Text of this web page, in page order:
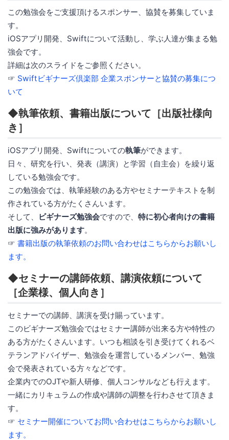
この勉強会をご支援頂けるスポンサー、協賛を募集していま
す。
iOSアプリ開発、Swiftについて活動し、学ぶ人達が集まる勉
強会です。
詳細は次のスライドをご参照ください。
☞ Swiftビギナーズ倶楽部 企業スポンサーと協賛の募集につ
いて
◆執筆依頼、書籍出版について［出版社様向
き］
iOSアプリ開発、Swiftについての執筆ができます。
日々、研究を行い、発表（講演）と学習（自主会）を繰り返
している勉強会です。
この勉強会では、執筆経験のある方やセミナーテキストを制
作されている方がたくさんいます。
そして、
ビギナーズ勉強会ですので、 特に初心者向けの書籍
出版に強みがあります。
☞ 書籍出版の執筆依頼のお問い合わせはこちらからお願いし
ます。
◆セミナーの講師依頼、講演依頼について
［企業様、個人向き］
セミナーでの講師、講演を受け賜っています。
このビギナーズ勉強会ではセミナー講師が出来る方や特性の
ある方がたくさんいます。いつも相談を引き受けてくれるベ
テランアドバイザー、勉強会を運営しているメンバー、勉強
会で発表されている方々などです。
企業内でのOJTや新人研修、個人コンサルなども行えます。
一緒にカリキュラムの作成や講師の調整を行わさせて頂きま
す。
☞ セミナー開催についてお問い合わせはこちらからお願いし
ます。